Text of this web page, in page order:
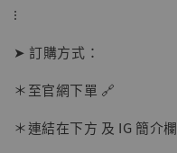
⁝
➤ 訂購方式：
＊至官網下單 🔗
＊連結在下方 及 IG 簡介欄